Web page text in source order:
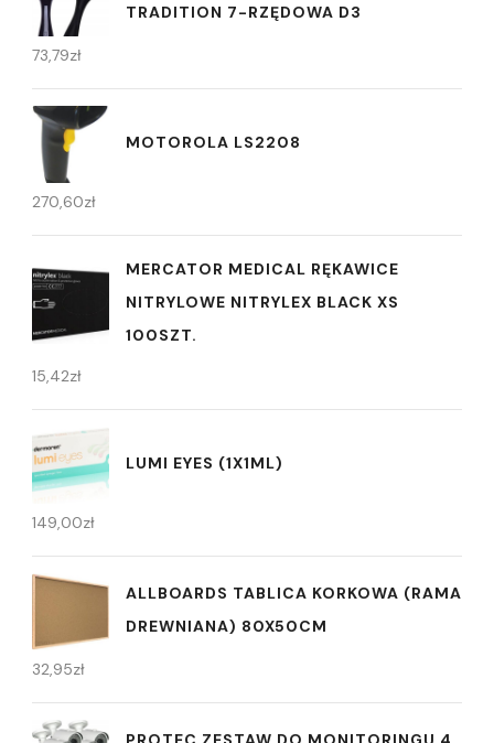
TRADITION 7-RZĘDOWA D3
73,79zł
MOTOROLA LS2208
270,60zł
MERCATOR MEDICAL RĘKAWICE
NITRYLOWE NITRYLEX BLACK XS
100SZT.
15,42zł
LUMI EYES (1X1ML)
149,00zł
ALLBOARDS TABLICA KORKOWA (RAMA
DREWNIANA) 80X50CM
32,95zł